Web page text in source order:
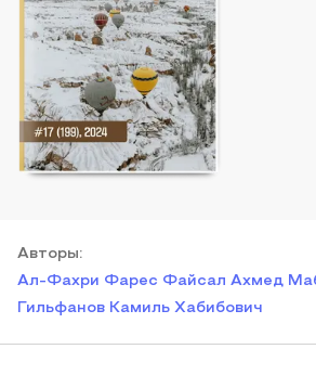
Авторы:
Ал-Фахри Фарес Файсал Ахмед
Гильфанов Камиль Хабибович